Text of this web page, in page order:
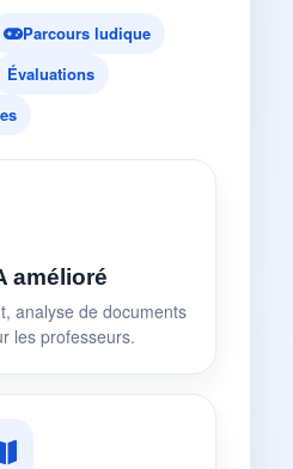
Parcours ludique
Évaluations
amélioré
analyse de documents
les professeurs.